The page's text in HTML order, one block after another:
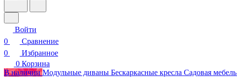
Войти
0
Сравнение
0
Избранное
0 Корзина
В наличии Модульные диваны Бескаркасные кресла Садовая мебель